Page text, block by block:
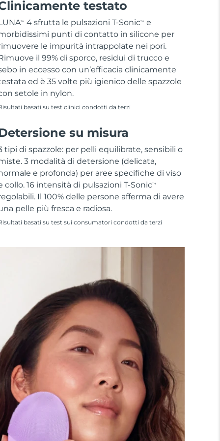
testato
TM 4 sfrutta le pulsazioni T-SonicTM
e
punti di contatto in silicone per
le impurità intrappolate nei pori.
il 99% di sporco, residui di trucco e
in eccesso con un’efficacia clinicamente
ed è 35 volte più igienico delle spazzole
setole in nylon.
basati su test clinici condotti da terzi
su misura
tipi di spazzole: per pelli equilibrate, sensibili o
3 modalità di detersione (delicata,
e profonda) per aree specifiche di viso
collo. 16 intensità di pulsazioni T-SonicTM
Il 100% delle persone afferma di avere
pelle più fresca e radiosa.
basati su test sui consumatori condotti da terzi